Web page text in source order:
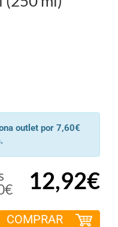
outlet por 7,60€
12,92€
COMPRAR